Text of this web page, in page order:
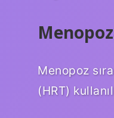
Menopoz
(HRT)